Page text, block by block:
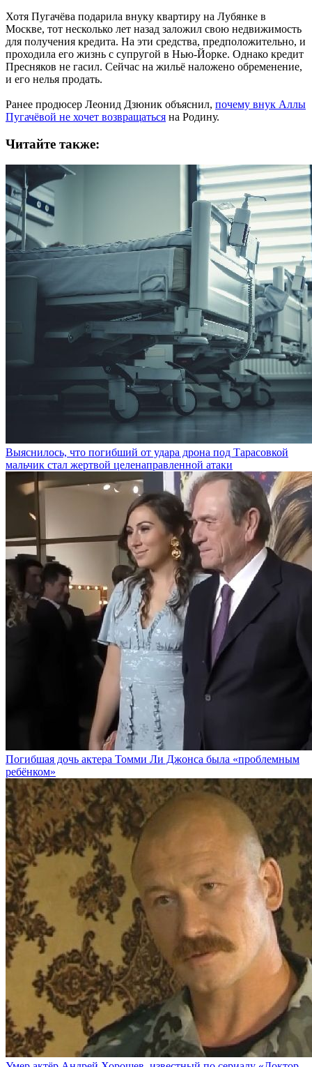
Хотя Пугачёва подарила внуку квартиру на Лубянке в
Москве, тот несколько лет назад заложил свою недвижимость
для получения кредита. На эти средства, предположительно, и
проходила его жизнь с супругой в Нью-Йорке. Однако кредит
Пресняков не гасил. Сейчас на жильё наложено обременение,
и его нелья продать.
Ранее продюсер Леонид Дзюник объяснил, почему внук Аллы
Пугачёвой не хочет возвращаться на Родину.
Читайте также:
Выяснилось, что погибший от удара дрона под Тарасовкой
мальчик стал жертвой целенаправленной атаки
Погибшая дочь актера Томми Ли Джонса была «проблемным
ребёнком»